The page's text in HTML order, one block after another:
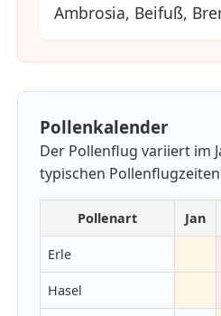
Ambrosia, Beifuß,
Pollenkalender
Der Pollenflug variiert im
typischen
Pollenart Jan
Erle
Hasel